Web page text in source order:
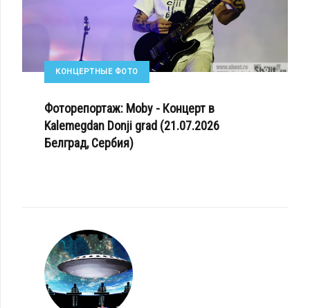
КОНЦЕРТНЫЕ ФОТО
Фоторепортаж: Moby - Концерт в
Kalemegdan Donji grad (21.07.2026
Белград, Сербия)